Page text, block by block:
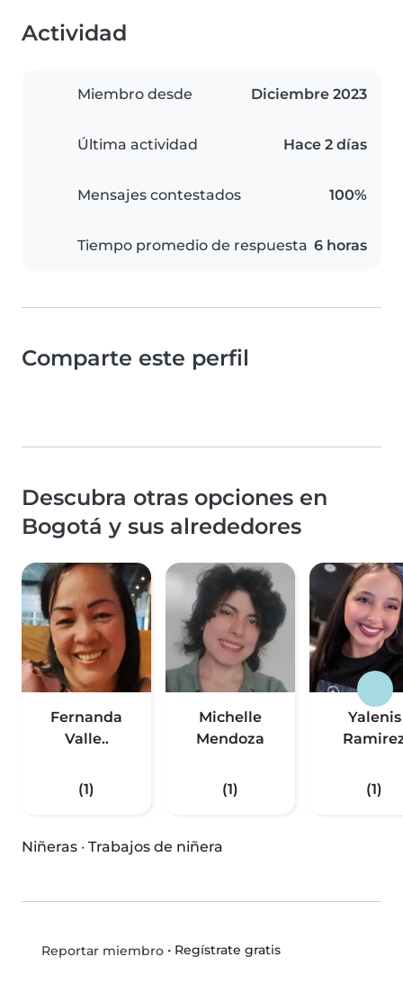
Actividad
Miembro desde Diciembre 2023
Última actividad Hace 2 días
Mensajes contestados 100%
Tiempo promedio de respuesta 6 horas
Comparte este perfil
Descubra otras opciones en
Bogotá y sus alrededores
Fernanda
Valle..
(1)
Michelle
Mendoza
(1)
Yalenis
(1)
Niñeras · Trabajos de niñera
Reportar miembro• Regístrate gratis